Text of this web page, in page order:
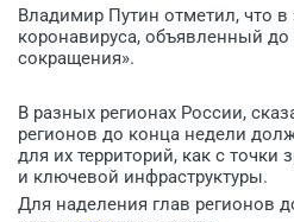
Владимир Путин отметил, что в
коронавируса, объявленный
сокращения».
В разных регионах России,
регионов до конца недели
для их территорий, как с
и ключевой инфраструктуры.
Для наделения глав регионов